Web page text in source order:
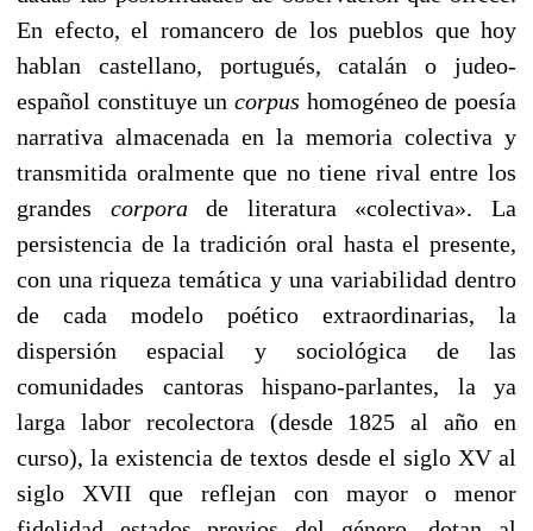
En efecto, el romancero de los pueblos que hoy
hablan castellano, pοrtugués, catalán o judeo-
español constituye un corpus homogéneo de poesía
narrativa almacenada en la memoria colectiva y
transmitida oralmente que no tiene rival entre los
grandes cοrporade literatura «colectiva». La
persistencia de la tradición oral hasta el presente,
con una riqueza temática y una variabilidad dentro
de cada modelo poético extraordinarias, la
dispersión espacial y sociológica de las
comunidades cantoras hispano-parlantes, la ya
larga labor recolectora (desde 1825 al año en
curso), la existencia de textos desde el siglo XV al
siglo XVII que reflejan con mayor o menor